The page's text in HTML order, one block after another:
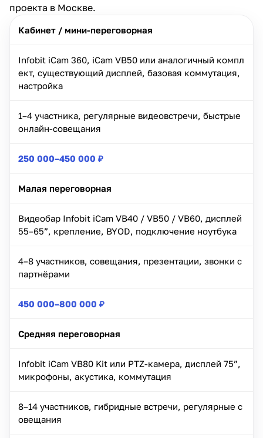
проекта в Москве.
Кабинет / мини-переговорная
Infobit iCam 360, iCam VB50 или аналогичный компл
ект, существующий дисплей, базовая коммутация,
настройка
1–4 участника, регулярные видеовстречи, быстрые
онлайн-совещания
250 000–450 000 ₽
Малая переговорная
Видеобар Infobit iCam VB40 / VB50 / VB60, дисплей
55–65”, крепление, BYOD, подключение ноутбука
4–8 участников, совещания, презентации, звонки с
партнёрами
450 000–800 000 ₽
Средняя переговорная
Infobit iCam VB80 Kit или PTZ-камера, дисплей 75”,
микрофоны, акустика, коммутация
8–14 участников, гибридные встречи, регулярные с
овещания